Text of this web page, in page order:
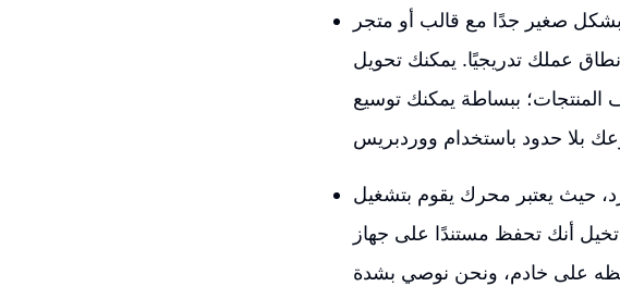
بشكل صغير جدًا مع قالب أو متجر
عملك تدريجيًا. يمكنك تحويل
ببساطة يمكنك توسيع
حيث يعتبر محرك يقوم بتشغيل
أنك تحفظ مستندًا على جهاز
على خادم، ونحن نوصي بشدة